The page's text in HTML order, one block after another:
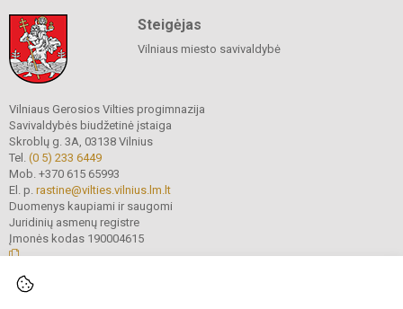
Steigėjas
Vilniaus miesto savivaldybė
Vilniaus Gerosios Vilties progimnazija
Savivaldybės biudžetinė įstaiga
Skroblų g. 3A, 03138 Vilnius
Tel. (0 5) 233 6449
Mob. +370 615 65993
El. p. rastine@vilties.vilnius.lm.lt
Duomenys kaupiami ir saugomi
Juridinių asmenų registre
Įmonės kodas 190004615